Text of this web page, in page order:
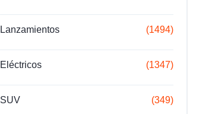
Lanzamientos (1494)
Eléctricos (1347)
SUV (349)